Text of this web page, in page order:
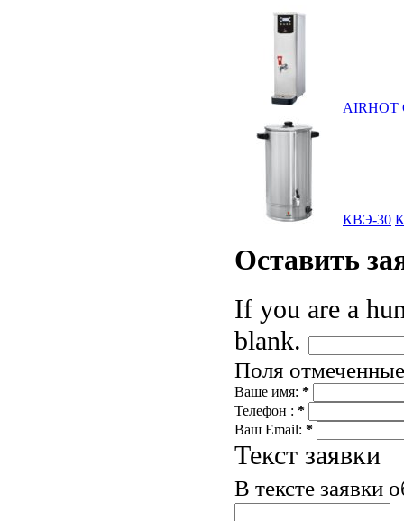
AIRHOT
КВЭ-30
Оставить
If you are a
blank.
Поля
Ваше имя: *
Телефон : *
Ваш Email: *
Текст заявки
В тексте заявки